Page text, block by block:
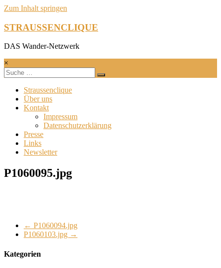
Zum Inhalt springen
STRAUSSENCLIQUE
DAS Wander-Netzwerk
×
Straussenclique
Über uns
Kontakt
Impressum
Datenschutzerklärung
Presse
Links
Newsletter
P1060095.jpg
← P1060094.jpg
P1060103.jpg →
Kategorien